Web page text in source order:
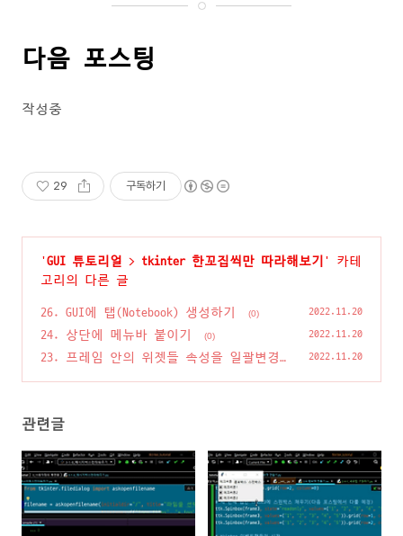
다음 포스팅
작성중
29 구독하기
'GUI 튜토리얼 > tkinter 한꼬집씩만 따라해보기 ' 카테
고리의 다른 글
26. GUI에 탭(Notebook) 생성하기 (0) 2022.11.20
24. 상단에 메뉴바 붙이기 (0) 2022.11.20
23. 프레임 안의 위젯들 속성을 일괄변경
2022.11.20
관련글